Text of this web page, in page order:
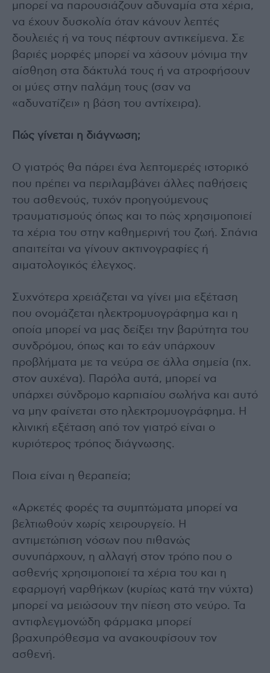
μπορεί να παρουσιάζουν αδυναμία στα χέρια,
να έχουν δυσκολία όταν κάνουν λεπτές
δουλειές ή να τους πέφτουν αντικείμενα. Σε
βαριές μορφές μπορεί να χάσουν μόνιμα την
αίσθηση στα δάκτυλά τους ή να ατροφήσουν
οι μύες στην παλάμη τους (σαν να
«αδυνατίζει» η βάση του αντίχειρα).
Πώς γίνεται η διάγνωση;
O γιατρός θα πάρει ένα λεπτομερές ιστορικό
που πρέπει να περιλαμβάνει άλλες παθήσεις
του ασθενούς, τυχόν προηγούμενους
τραυματισμούς όπως και το πώς χρησιμοποιεί
τα χέρια του στην καθημερινή του ζωή. Σπάνια
απαιτείται να γίνουν ακτινογραφίες ή
αιματολογικός έλεγχος.
Συχνότερα χρειάζεται να γίνει μια εξέταση
που ονομάζεται ηλεκτρομυογράφημα και η
οποία μπορεί να μας δείξει την βαρύτητα του
συνδρόμου, όπως και το εάν υπάρχουν
προβλήματα με τα νεύρα σε άλλα σημεία (πχ.
στον αυχένα). Παρόλα αυτά, μπορεί να
υπάρχει σύνδρομο καρπιαίου σωλήνα και αυτό
να μην φαίνεται στο ηλεκτρομυογράφημα. Η
κλινική εξέταση από τον γιατρό είναι ο
κυριότερος τρόπος διάγνωσης.
Ποια είναι η θεραπεία;
«Αρκετές φορές τα συμπτώματα μπορεί να
βελτιωθούν χωρίς χειρουργείο. Η
αντιμετώπιση νόσων που πιθανώς
συνυπάρχουν, η αλλαγή στον τρόπο που ο
ασθενής χρησιμοποιεί τα χέρια του και η
εφαρμογή ναρθήκων (κυρίως κατά την νύχτα)
μπορεί να μειώσουν την πίεση στο νεύρο. Τα
αντιφλεγμονώδη φάρμακα μπορεί
βραχυπρόθεσμα να ανακουφίσουν τον
ασθενή.